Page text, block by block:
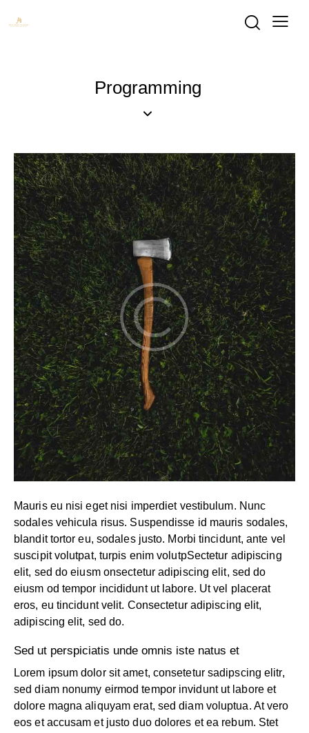
Programming
Mauris eu nisi eget nisi imperdiet vestibulum. Nunc
sodales vehicula risus. Suspendisse id mauris sodales,
blandit tortor eu, sodales justo. Morbi tincidunt, ante vel
suscipit volutpat, turpis enim volutpSectetur adipiscing
elit, sed do eiusm onsectetur adipiscing elit, sed do
eiusm od tempor incididunt ut labore. Ut vel placerat
eros, eu tincidunt velit. Consectetur adipiscing elit,
adipiscing elit, sed do.
Sed ut perspiciatis unde omnis iste natus et
Lorem ipsum dolor sit amet, consetetur sadipscing elitr,
sed diam nonumy eirmod tempor invidunt ut labore et
dolore magna aliquyam erat, sed diam voluptua. At vero
eos et accusam et justo duo dolores et ea rebum. Stet